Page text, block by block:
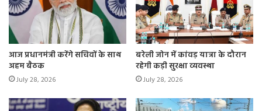
2 बड़ी गारंटी की घोषणा
राहुल गांधी ने छत्तीसगढ़ के लिए 2 बड़ी गारंटी की घोषणा की हैं।
जिसमें लघु वनोपजों की MSP पर अतिरिक्त 10 रुपए दिए जाएँगे।वही
छत्तीसगढ़ के सभी सरकारी स्कूलों/कॉलेजों में KG से लेकर PG तक
शानदार मुफ्त शिक्षा दी जाएगी।
आज प्रधानमंत्री करेंगे सचिवों के साथ
अहम बैठक
July 28, 2026
बरेली जोन में कांवड़ यात्रा के दौरान
रहेगी कड़ी सुरक्षा व्यवस्था
July 28, 2026